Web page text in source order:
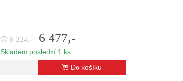
🛈 8 224,- 6 477,-
Skladem poslední 1 ks
Do košíku